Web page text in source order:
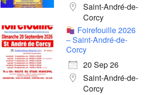
Saint-André-de-
Corcy
Foirefouille 2026
– Saint-André-de-
Corcy
20 Sep 26
Saint-André-de-
Corcy